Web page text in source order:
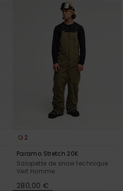
2
Paramo Stretch 20K
Salopette de snow technique
Vert Homme
280,00 €